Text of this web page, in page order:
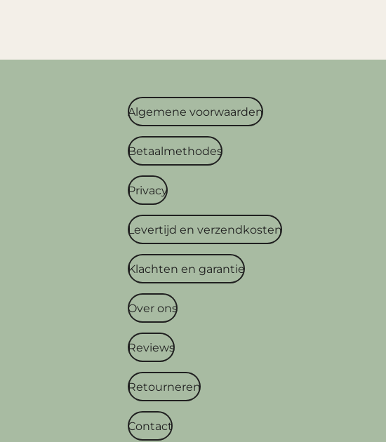
Algemene voorwaarden
Betaalmethodes
Privacy
Levertijd en verzendkosten
Klachten en garantie
Over ons
Reviews
Retourneren
Contact